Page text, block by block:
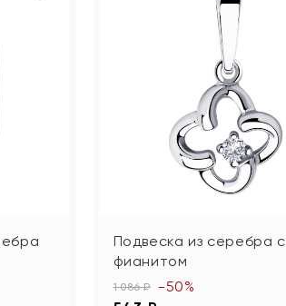
Подвеска из серебра с
фианитом
1 086 ₽ -50%